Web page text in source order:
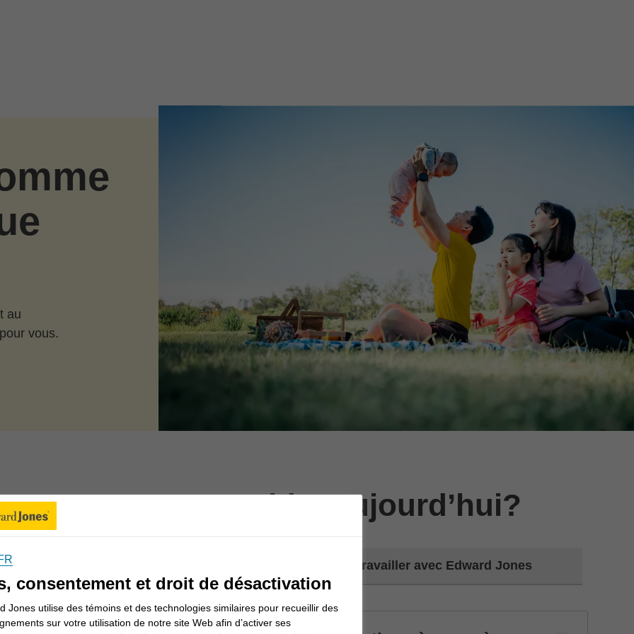
au
vous.
nous vous aider aujourd’hui?
Travailler avec Edward Jones
consentement et droit de désactivation
Jones utilise des témoins et des technologies similaires pour recueillir des
sur votre utilisation de notre site Web afin d’activer ses